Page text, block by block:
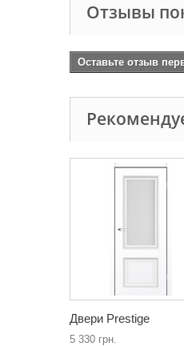
Отзывы
Оставьте отзыв
Двери Prestige
5 330 грн.